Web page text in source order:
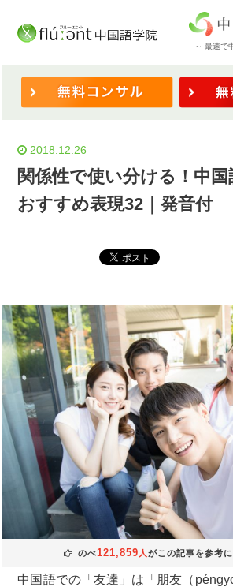
～ 最速で
関係性で使い分ける！中国語の「友達」おす
2018.12.26
関係性で使い分ける！中国
おすすめ表現32｜発音付
のべ121,859 人 がこの記事を参考
中国語での「友達」は「朋友（